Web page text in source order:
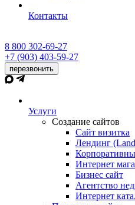
Контакты
8 800 302-69-27
+7 (903) 403-59-27
перезвонить
Услуги
Создание сайтов
Сайт визитка
Лендинг
Интернет
Бизнес сайт
Агентство
Интернет